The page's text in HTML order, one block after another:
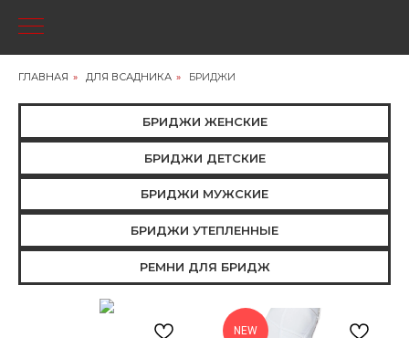
ГЛАВНАЯ » ДЛЯ ВСАДНИКА » БРИДЖИ
БРИДЖИ ЖЕНСКИЕ
БРИДЖИ ДЕТСКИЕ
БРИДЖИ МУЖСКИЕ
БРИДЖИ УТЕПЛЕННЫЕ
РЕМНИ ДЛЯ БРИДЖ
NEW